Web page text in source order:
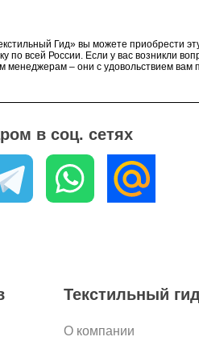
Гид» вы можете приобрести
по всей России. Если у вас возникли
менеджерам – они с удовольствием вам
в соц. сетях
Текстильный
О компании